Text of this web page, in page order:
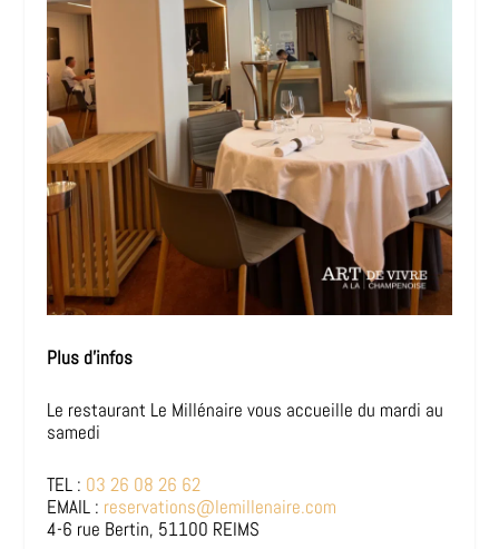
Plus d’infos
Le restaurant Le Millénaire vous accueille du mardi au
samedi
TEL : 03 26 08 26 62
EMAIL : reservations@lemillenaire.com
4-6 rue Bertin, 51100 REIMS